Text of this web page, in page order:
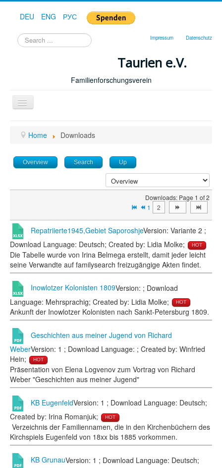
DEU ENG РУС
Search
...
Impressum Datenschutz
Taurien e.V.
Familienforschungsverein
Toggle
Navigation
Home
Downloads
Overview Search Up
Downloads: Page 1 of 2
1
2
Repatriierte1945,Gebiet SaporoshjeVersion: Variante 2 ;
Download Language: Deutsch; Created by: Lidia Molke;
HOT
Die Tabelle wurde von Irina Belmega erstellt, damit jeder leicht
seine Verwandte auf familysearch freizugängige Akten findet.
Inowlotzer Kolonisten 1809Version: ; Download
Language: Mehrsprachig; Created by: Lidia Molke;
HOT
Ankunft der Inowlotzer Kolonisten nach Sankt-Petersburg 1809.
Geschichten aus meiner Jugend von Richard
WeberVersion: 1 ; Download Language: ; Created by: Winfried
Hein;
HOT
Präsentation von Elena Logvenov zum Vortrag von Richard
Weber "Geschichten aus meiner Jugend"
KB EugenfeldVersion: 1 ; Download Language: Deutsch;
Created by: Irina Romanjuk;
HOT
Verzeichnis der Familiennamen, die in den Kirchenbüchern des
Kirchspiels Eugenfeld von 18xx bis 1885 vorkommen.
KB GrunauVersion: 1 ; Download Language: Deutsch;